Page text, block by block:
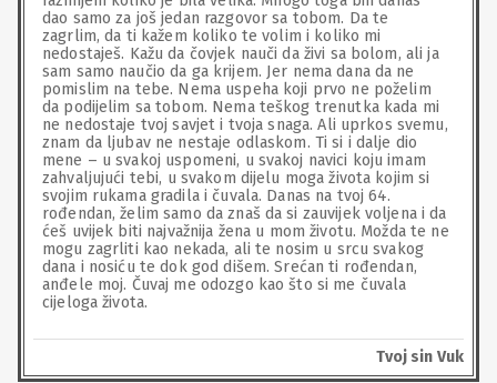
dao samo za još jedan razgovor sa tobom. Da te
zagrlim, da ti kažem koliko te volim i koliko mi
nedostaješ. Kažu da čovjek nauči da živi sa bolom, ali ja
sam samo naučio da ga krijem. Jer nema dana da ne
pomislim na tebe. Nema uspeha koji prvo ne poželim
da podijelim sa tobom. Nema teškog trenutka kada mi
ne nedostaje tvoj savjet i tvoja snaga. Ali uprkos svemu,
znam da ljubav ne nestaje odlaskom. Ti si i dalje dio
mene – u svakoj uspomeni, u svakoj navici koju imam
zahvaljujući tebi, u svakom dijelu moga života kojim si
svojim rukama gradila i čuvala. Danas na tvoj 64.
rođendan, želim samo da znaš da si zauvijek voljena i da
ćeš uvijek biti najvažnija žena u mom životu. Možda te ne
mogu zagrliti kao nekada, ali te nosim u srcu svakog
dana i nosiću te dok god dišem. Srećan ti rođendan,
anđele moj. Čuvaj me odozgo kao što si me čuvala
cijeloga života.
Tvoj sin Vuk